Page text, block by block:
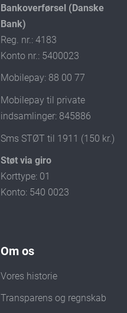
Bankoverførsel (Danske
Bank)
Reg. nr.: 4183
Konto nr.: 5400023
Mobilepay: 88 00 77
Mobilepay til private
indsamlinger: 845886
Sms STØT til 1911 (150 kr.)
Støt via giro
Korttype: 01
Konto: 540 0023
Om os
Vores historie
Transparens og regnskab